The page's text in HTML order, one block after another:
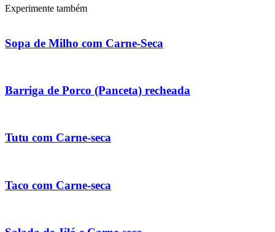
Experimente também
Sopa de Milho com Carne-Seca
Barriga de Porco (Panceta) recheada
Tutu com Carne-seca
Taco com Carne-seca